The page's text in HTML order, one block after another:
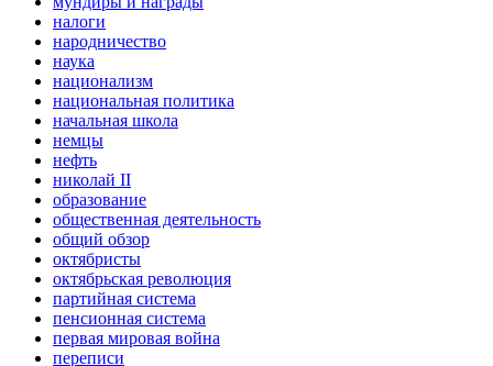
налоги
народничество
наука
национализм
национальная политика
начальная школа
немцы
нефть
николай II
образование
общественная деятельность
общий обзор
октябристы
октябрьская революция
партийная система
пенсионная система
первая мировая война
переписи